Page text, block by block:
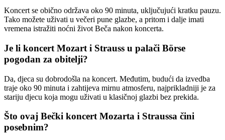
Koncert se obično održava oko 90 minuta, uključujući kratku pauzu.
Tako možete uživati u večeri pune glazbe, a pritom i dalje imati
vremena istražiti noćni život Beča nakon koncerta.
Je li koncert Mozart i Strauss u palači Börse
pogodan za obitelji?
Da, djeca su dobrodošla na koncert. Međutim, budući da izvedba
traje oko 90 minuta i zahtijeva mirnu atmosferu, najprikladniji je za
stariju djecu koja mogu uživati u klasičnoj glazbi bez prekida.
Što ovaj Bečki koncert Mozarta i Straussa čini
posebnim?